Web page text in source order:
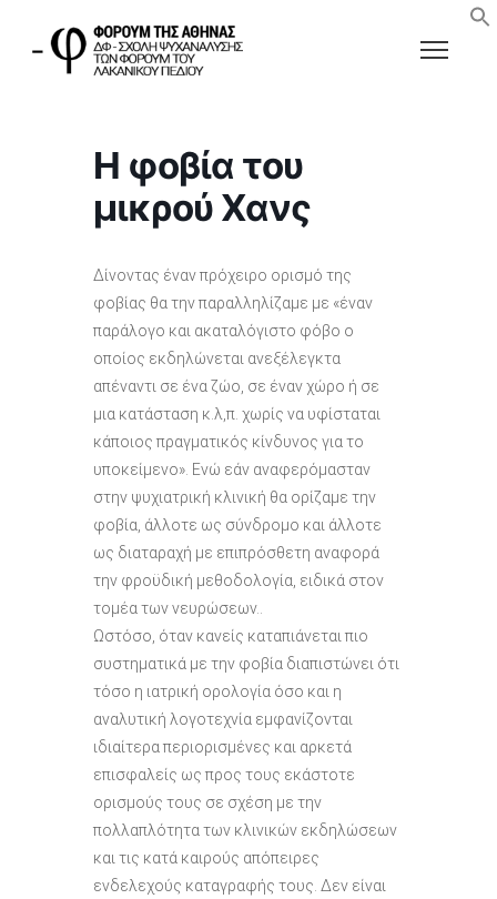
Η φοβία του
μικρού Χανς
Δίνοντας έναν πρόχειρο ορισμό της
φοβίας θα την παραλληλίζαμε με «έναν
παράλογο και ακαταλόγιστο φόβο ο
οποίος εκδηλώνεται ανεξέλεγκτα
απέναντι σε ένα ζώο, σε έναν χώρο ή σε
μια κατάσταση κ.λ,π. χωρίς να υφίσταται
κάποιος πραγματικός κίνδυνος για το
υποκείμενο». Ενώ εάν αναφερόμασταν
στην ψυχιατρική κλινική θα ορίζαμε την
φοβία, άλλοτε ως σύνδρομο και άλλοτε
ως διαταραχή με επιπρόσθετη αναφορά
την φροϋδική μεθοδολογία, ειδικά στον
τομέα των νευρώσεων..
Ωστόσο, όταν κανείς καταπιάνεται πιο
συστηματικά με την φοβία διαπιστώνει ότι
τόσο η ιατρική ορολογία όσο και η
αναλυτική λογοτεχνία εμφανίζονται
ιδιαίτερα περιορισμένες και αρκετά
επισφαλείς ως προς τους εκάστοτε
ορισμούς τους σε σχέση με την
πολλαπλότητα των κλινικών εκδηλώσεων
και τις κατά καιρούς απόπειρες
ενδελεχούς καταγραφής τους. Δεν είναι